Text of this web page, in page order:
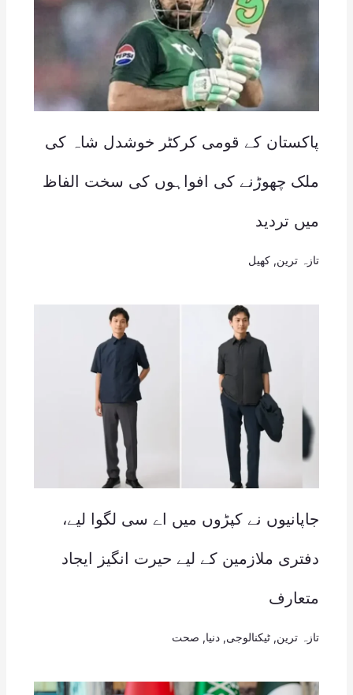
پاکستان کے قومی کرکٹر خوشدل شاہ کی
ملک چھوڑنے کی افواہوں کی سخت الفاظ
میں تردید
تازہ ترین کھیل
جاپانیوں نے کپڑوں میں اے سی لگوا لیے،
دفتری ملازمین کے لیے حیرت انگیز ایجاد
متعارف
تازہ ترین ٹیکنالوجی دنیا صحت